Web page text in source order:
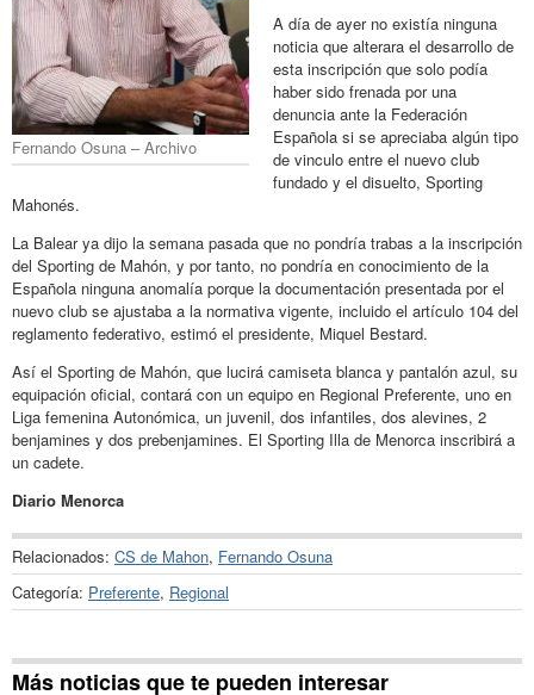
Fernando Osuna – Archivo
A día de ayer no existía ninguna
noticia que alterara el desarrollo de
esta inscripción que solo podía
haber sido frenada por una
denuncia ante la Federación
Española si se apreciaba algún tipo
de vinculo entre el nuevo club
fundado y el disuelto, Sporting
Mahonés.
La Balear ya dijo la semana pasada que no pondría trabas a la inscripción
del Sporting de Mahón, y por tanto, no pondría en conocimiento de la
Española ninguna anomalía porque la documentación presentada por el
nuevo club se ajustaba a la normativa vigente, incluido el artículo 104 del
reglamento federativo, estimó el presidente, Miquel Bestard.
Así el Sporting de Mahón, que lucirá camiseta blanca y pantalón azul, su
equipación oficial, contará con un equipo en Regional Preferente, uno en
Liga femenina Autonómica, un juvenil, dos infantiles, dos alevines, 2
benjamines y dos prebenjamines. El Sporting Illa de Menorca inscribirá a
un cadete.
Diario Menorca
Relacionados: CS de Mahon, Fernando Osuna
Categoría: Preferente, Regional
Más noticias que te pueden interesar